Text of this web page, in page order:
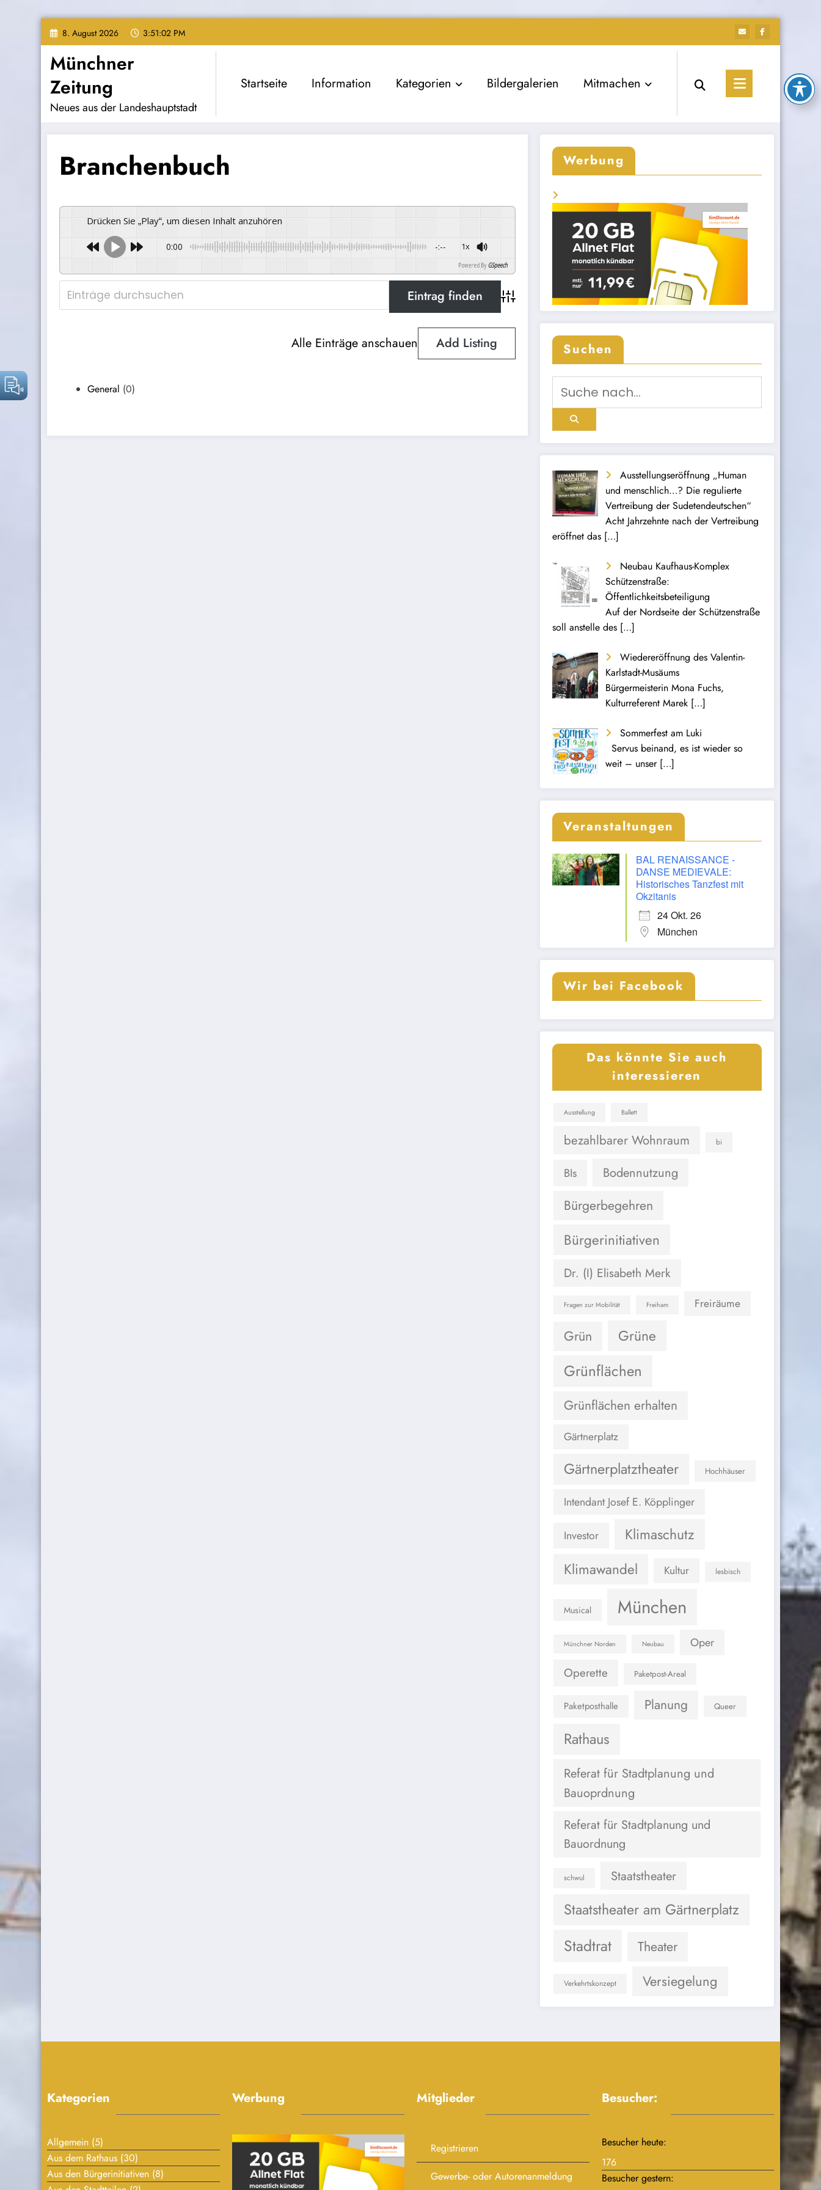
Zum
Inhalt
springen
8. August 2026 3:51:03 PM
Münchner
Zeitung
Neues aus der Landeshauptstadt
Startseite Information Kategorien Bildergalerien Mitmachen
Branchenbuch
Drücken Sie „Play“, um diesen Inhalt anzuhören
0:00 -:-- 1x
Powered By GSpeech
Advanced Search
Alle Einträge anschauen Add Listing
General (0)
Werbung
Suchen
Ausstellungseröffnung „Human
und menschlich…? Die regulierte
Vertreibung der Sudetendeutschen“
Acht Jahrzehnte nach der Vertreibung
eröffnet das […]
Neubau Kaufhaus-Komplex
Schützenstraße:
Öffentlichkeitsbeteiligung
Auf der Nordseite der Schützenstraße
soll anstelle des […]
Wiedereröffnung des Valentin-
Karlstadt-Musäums
Bürgermeisterin Mona Fuchs,
Kulturreferent Marek […]
Sommerfest am Luki
Servus beinand, es ist wieder so
weit – unser […]
Veranstaltungen
BAL RENAISSANCE -
DANSE MEDIEVALE:
Historisches Tanzfest mit
Okzitanis
24 Okt. 26
München
Wir bei Facebook
Das könnte Sie auch
interessieren
Ausstellung Ballett
bezahlbarer Wohnraum bi
BIs Bodennutzung
Bürgerbegehren
Bürgerinitiativen
Dr. (I) Elisabeth Merk
Fragen zur Mobilität Freiham Freiräume
Grün Grüne
Grünflächen
Grünflächen erhalten
Gärtnerplatz
Gärtnerplatztheater Hochhäuser
Intendant Josef E. Köpplinger
Investor Klimaschutz
Klimawandel Kultur lesbisch
Musical München
Münchner Norden Neubau Oper
Operette Paketpost-Areal
Paketposthalle Planung Queer
Rathaus
Referat für Stadtplanung und
Bauoprdnung
Referat für Stadtplanung und
Bauordnung
schwul Staatstheater
Staatstheater am Gärtnerplatz
Stadtrat Theater
Verkehrtskonzept Versiegelung
Kategorien
Allgemein (5)
Aus dem Rathaus (30)
Aus den Bürgerinitiativen (8)
Werbung Mitglieder
Registrieren
Gewerbe- oder Autorenanmeldung
Besucher:
Besucher heute:
176
Besucher gestern: